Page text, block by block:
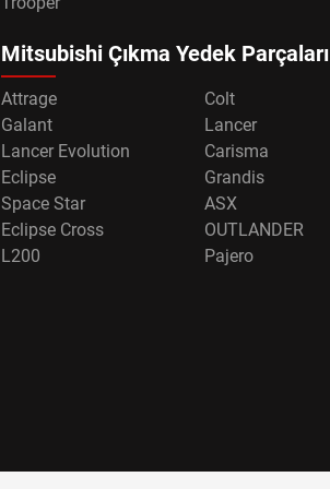
Mitsubishi Çıkma Yedek Parçaları
Attrage
Colt
Galant
Lancer
Lancer Evolution
Carisma
Eclipse
Grandis
Space Star
ASX
Eclipse Cross
OUTLANDER
L200
Pajero